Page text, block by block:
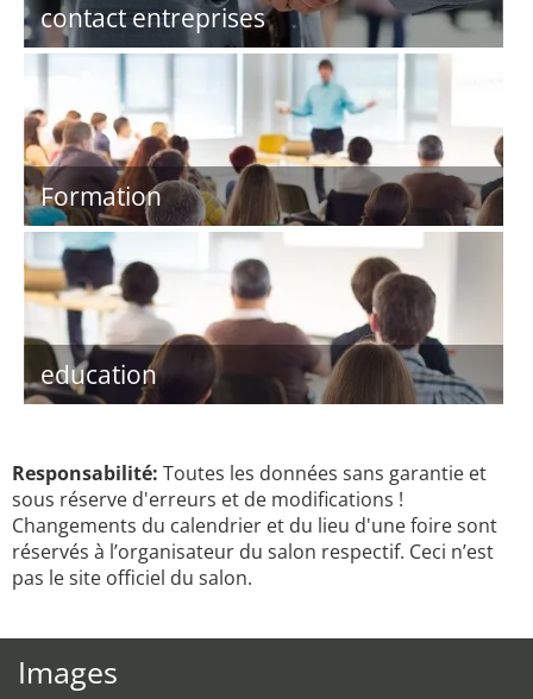
contact entreprises
Formation
education
Responsabilité: Toutes les données sans garantie et
sous réserve d'erreurs et de modifications !
Changements du calendrier et du lieu d'une foire sont
réservés à l’organisateur du salon respectif. Ceci n’est
pas le site officiel du salon.
Images